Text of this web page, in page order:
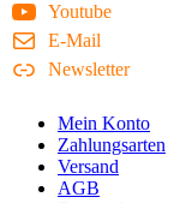
Youtube
E-Mail
Newsletter
Mein Konto
Zahlungsarten
Versand
AGB